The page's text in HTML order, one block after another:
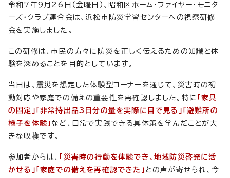
令和7年9月26日（金曜日）、昭和区ホーム・ファイヤー・モニタ
ーズ・クラブ連合会は、浜松市防災学習センターへの視察研修
会を実施しました。
この研修は、市民の方々に防災を正しく伝えるための知識と体
験を深めることを目的としています。
当日は、震災を想定した体験型コーナーを通じて、災害時の初
動対応や家庭での備えの重要性を再確認しました。特に 「家具
の固定」「非常持出品3日分の量を実際に目で見る」「避難所の
様子を体験」など、日常で実践できる具体策を学んだことが大
きな収穫です。
参加者からは、
「災害時の行動を体験でき、地域防災啓発に活
かせる」「家庭での備えを再確認できた」 との声が寄せられ、今